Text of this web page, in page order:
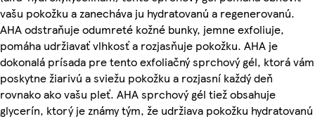
vašu pokožku a zanecháva ju hydratovanú a regenerovanú.
AHA odstraňuje odumreté kožné bunky, jemne exfoliuje,
pomáha udržiavať vlhkosť a rozjasňuje pokožku. AHA je
dokonalá prísada pre tento exfoliačný sprchový gél, ktorá vám
poskytne žiarivú a sviežu pokožku a rozjasní každý deň
rovnako ako vašu pleť. AHA sprchový gél tiež obsahuje
glycerín, ktorý je známy tým, že udržiava pokožku hydratovanú